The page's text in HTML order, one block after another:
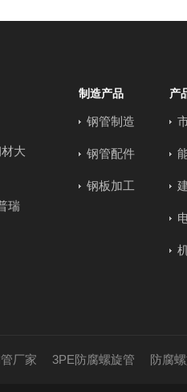
大
瑞
制造产品
钢管制造
钢管配件
钢板加工
产
厂家 3PE防腐螺旋管 防腐